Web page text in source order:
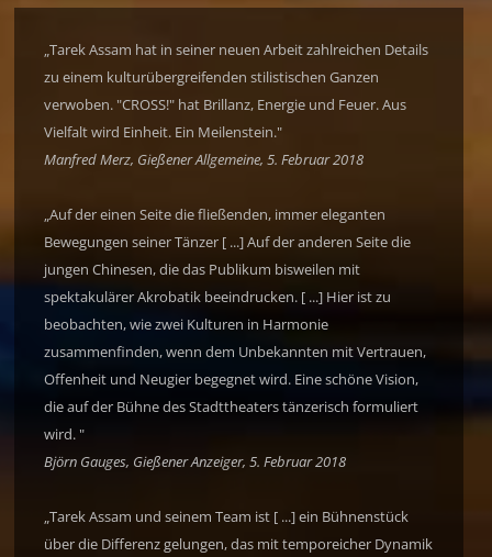
„Tarek Assam hat in seiner neuen Arbeit zahlreichen Details
zu einem kulturübergreifenden stilistischen Ganzen
verwoben. "CROSS!" hat Brillanz, Energie und Feuer. Aus
Vielfalt wird Einheit. Ein Meilenstein."
Manfred Merz, Gießener Allgemeine, 5. Februar 2018
„Auf der einen Seite die fließenden, immer eleganten
Bewegungen seiner Tänzer [ ...] Auf der anderen Seite die
jungen Chinesen, die das Publikum bisweilen mit
spektakulärer Akrobatik beeindrucken. [ ...] Hier ist zu
beobachten, wie zwei Kulturen in Harmonie
zusammenfinden, wenn dem Unbekannten mit Vertrauen,
Offenheit und Neugier begegnet wird. Eine schöne Vision,
die auf der Bühne des Stadttheaters tänzerisch formuliert
wird. "
Björn Gauges, Gießener Anzeiger, 5. Februar 2018
„Tarek Assam und seinem Team ist [ ...] ein Bühnenstück
über die Differenz gelungen, das mit temporeicher Dynamik